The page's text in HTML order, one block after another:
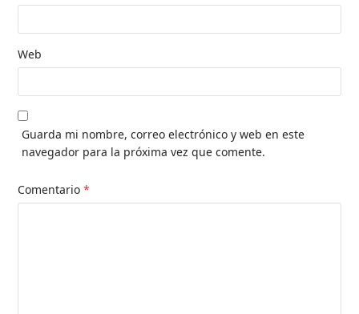
Web
Guarda mi nombre, correo electrónico y web en este
navegador para la próxima vez que comente.
Comentario*